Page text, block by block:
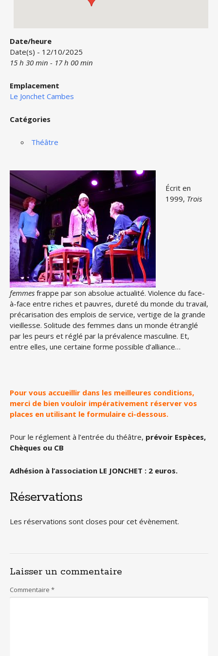
Date/heure
Date(s) - 12/10/2025
15 h 30 min - 17 h 00 min
Emplacement
Le Jonchet Cambes
Catégories
Théâtre
Écrit en
1999, Trois
femmes frappe par son absolue actualité. Violence du face-
à-face entre riches et pauvres, dureté du monde du travail,
précarisation des emplois de service, vertige de la grande
vieillesse. Solitude des femmes dans un monde étranglé
par les peurs et réglé par la prévalence masculine. Et,
entre elles, une certaine forme possible d‘alliance…
Pour vous accueillir dans les meilleures conditions,
merci de bien vouloir impérativement réserver vos
places en utilisant le formulaire ci-dessous.
Pour le réglement à l’entrée du théâtre, prévoir Espèces,
Chèques ou CB
Adhésion à l’association LE JONCHET : 2 euros.
Réservations
Les réservations sont closes pour cet évènement.
Laisser un commentaire
Commentaire *